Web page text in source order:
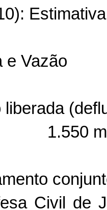
e Vazão
liberada
1.550
Civil de